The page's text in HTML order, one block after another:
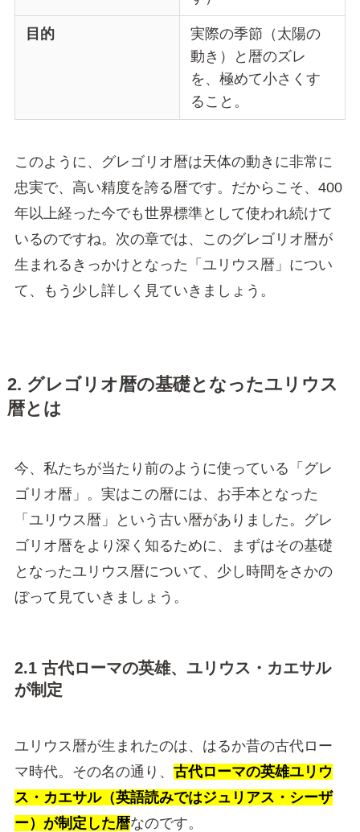
目的
実際の季節（太陽の
動き）と暦のズレ
を、極めて小さくす
ること。
このように、グレゴリオ暦は天体の動きに非常に
忠実で、高い精度を誇る暦です。だからこそ、400
年以上経った今でも世界標準として使われ続けて
いるのですね。次の章では、このグレゴリオ暦が
生まれるきっかけとなった「ユリウス暦」につい
て、もう少し詳しく見ていきましょう。
2. グレゴリオ暦の基礎となったユリウス
暦とは
今、私たちが当たり前のように使っている「グレ
ゴリオ暦」。実はこの暦には、お手本となった
「ユリウス暦」という古い暦がありました。グレ
ゴリオ暦をより深く知るために、まずはその基礎
となったユリウス暦について、少し時間をさかの
ぼって見ていきましょう。
2.1 古代ローマの英雄、ユリウス・カエサル
が制定
ユリウス暦が生まれたのは、はるか昔の古代ロー
マ時代。その名の通り、 古代ローマの英雄ユリウ
ス・カエサル（英語読みではジュリアス・シーザ
ー）が制定した暦なのです。